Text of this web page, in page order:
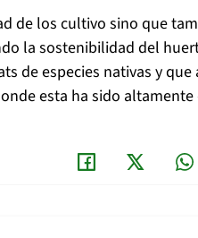
de los cultivo sino que
la sostenibilidad del
de especies nativas y que
esta ha sido altamente